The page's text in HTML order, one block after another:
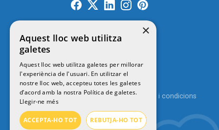
Contacte
© 2026MENUTSGIRONA
Política de privacitat Avís legal
Termes i condicions
×
Aquest lloc web utilitza
galetes
Aquest lloc web utilitza galetes per millorar
l'experiència de l'usuari. En utilitzar el
nostre lloc web, accepteu totes les galetes
d’acord amb la nostra Política de galetes.
Llegir-ne més
ACCEPTA-HO TOT REBUTJA-HO TOT